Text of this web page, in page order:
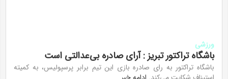
ورزشی
باشگاه تراکتور تبریز : آرای صادره بی‌عدالتی است
باشگاه تراکتور به رای صادره بازی این تیم برابر پرسپولیس، به کمیته